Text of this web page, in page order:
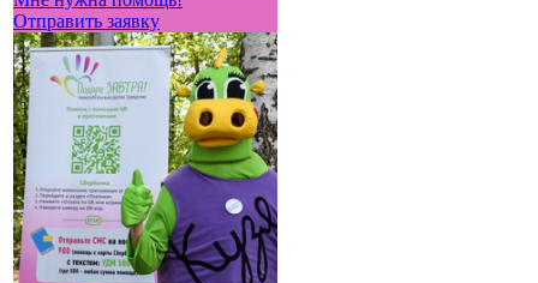
Отправить заявку